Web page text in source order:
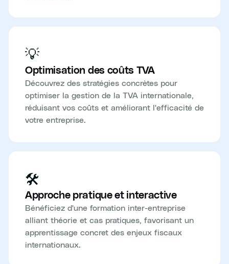
💡
Optimisation des coûts TVA
Découvrez des stratégies concrètes pour
optimiser la gestion de la TVA internationale,
réduisant vos coûts et améliorant l'efficacité de
votre entreprise.
🛠️
Approche pratique et interactive
Bénéficiez d'une formation inter-entreprise
alliant théorie et cas pratiques, favorisant un
apprentissage concret des enjeux fiscaux
internationaux.